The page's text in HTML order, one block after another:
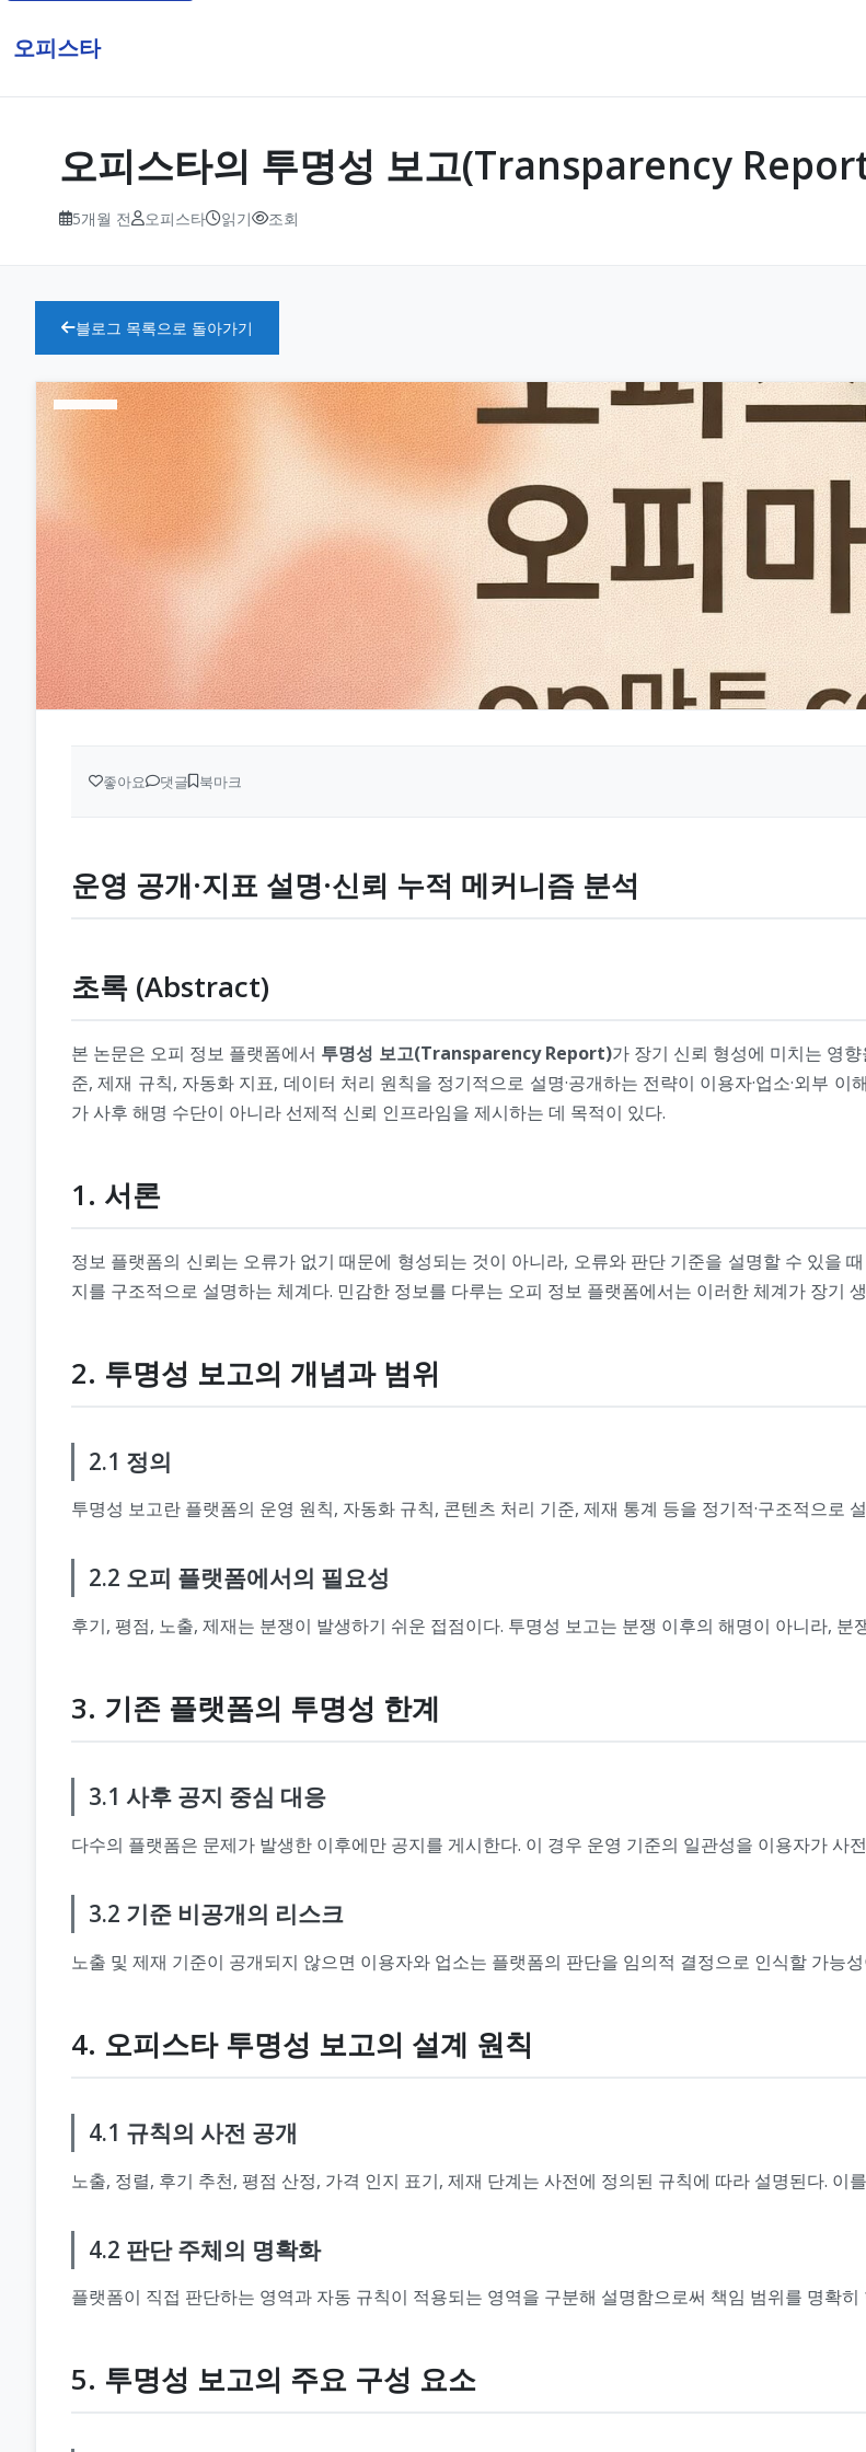
오피스타
오피스타의 투명성 보고(Transparency
5개월 전 오피스타 읽기 조회
블로그 목록으로 돌아가기
좋아요 댓글 북마크
운영 공개·지표 설명·신뢰 누적 메커니즘 분석
초록 (Abstract)
본 논문은 오피 정보 플랫폼에서 투명성 보고(Transparency Report)가 장기 신뢰 형성에 미치는 영
준, 제재 규칙, 자동화 지표, 데이터 처리 원칙을 정기적으로 설명·공개하는 전략이 이용자·업소·외부
가 사후 해명 수단이 아니라 선제적 신뢰 인프라임을 제시하는 데 목적이 있다.
1. 서론
정보 플랫폼의 신뢰는 오류가 없기 때문에 형성되는 것이 아니라, 오류와 판단 기준을 설명할 수 있을
지를 구조적으로 설명하는 체계다. 민감한 정보를 다루는 오피 정보 플랫폼에서는 이러한 체계가 장기
2. 투명성 보고의 개념과 범위
2.1 정의
투명성 보고란 플랫폼의 운영 원칙, 자동화 규칙, 콘텐츠 처리 기준, 제재 통계 등을 정기적·구조적으로
2.2 오피 플랫폼에서의 필요성
후기, 평점, 노출, 제재는 분쟁이 발생하기 쉬운 접점이다. 투명성 보고는 분쟁 이후의 해명이 아니라,
3. 기존 플랫폼의 투명성 한계
3.1 사후 공지 중심 대응
다수의 플랫폼은 문제가 발생한 이후에만 공지를 게시한다. 이 경우 운영 기준의 일관성을 이용자가 사
3.2 기준 비공개의 리스크
노출 및 제재 기준이 공개되지 않으면 이용자와 업소는 플랫폼의 판단을 임의적 결정으로 인식할 가능
4. 오피스타 투명성 보고의 설계 원칙
4.1 규칙의 사전 공개
노출, 정렬, 후기 추천, 평점 산정, 가격 인지 표기, 제재 단계는 사전에 정의된 규칙에 따라 설명된다. 이
4.2 판단 주체의 명확화
플랫폼이 직접 판단하는 영역과 자동 규칙이 적용되는 영역을 구분해 설명함으로써 책임 범위를 명확
5. 투명성 보고의 주요 구성 요소